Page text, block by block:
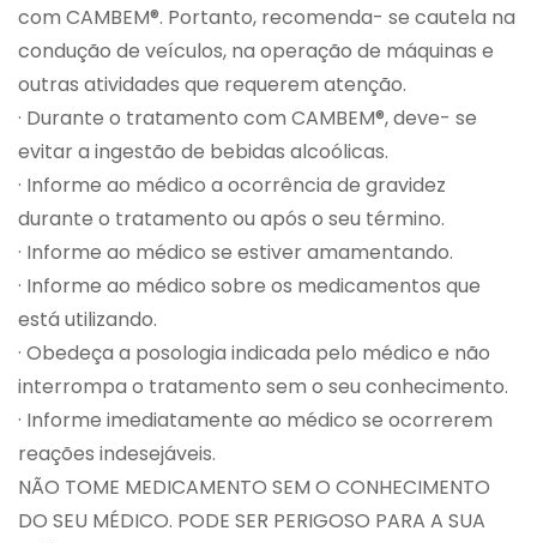
com CAMBEM®. Portanto, recomenda- se cautela na
condução de veículos, na operação de máquinas e
outras atividades que requerem atenção.
· Durante o tratamento com CAMBEM®, deve- se
evitar a ingestão de bebidas alcoólicas.
· Informe ao médico a ocorrência de gravidez
durante o tratamento ou após o seu término.
· Informe ao médico se estiver amamentando.
· Informe ao médico sobre os medicamentos que
está utilizando.
· Obedeça a posologia indicada pelo médico e não
interrompa o tratamento sem o seu conhecimento.
· Informe imediatamente ao médico se ocorrerem
reações indesejáveis.
NÃO TOME MEDICAMENTO SEM O CONHECIMENTO
DO SEU MÉDICO. PODE SER PERIGOSO PARA A SUA